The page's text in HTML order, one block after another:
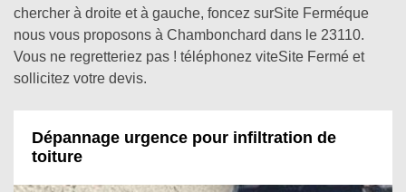
chercher à droite et à gauche, foncez surSite Ferméque
nous vous proposons à Chambonchard dans le 23110.
Vous ne regretteriez pas ! téléphonez viteSite Fermé et
sollicitez votre devis.
Dépannage urgence pour infiltration de
toiture